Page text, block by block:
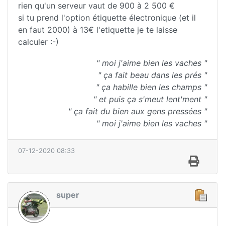
rien qu'un serveur vaut de 900 à 2 500 €
si tu prend l'option étiquette électronique (et il
en faut 2000) à 13€ l'etiquette je te laisse
calculer :-)
" moi j'aime bien les vaches "
" ça fait beau dans les prés "
" ça habille bien les champs "
" et puis ça s'meut lent'ment "
" ça fait du bien aux gens pressées "
" moi j'aime bien les vaches "
07-12-2020 08:33
super